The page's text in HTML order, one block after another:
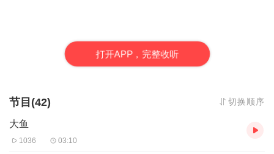
打开APP，完整收听
节目(42) 切换顺序
大鱼
1036 03:10